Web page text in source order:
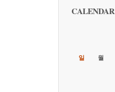
CALENDAR
일 월